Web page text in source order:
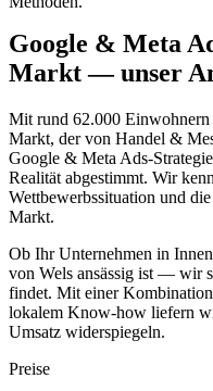
Google & Meta
Markt — unser
Mit rund 62.000 Einwohnern
Markt, der von Handel &
Google & Meta Ads-
Realität abgestimmt. Wir
Wettbewerbssituation und
Markt.
Ob Ihr Unternehmen in
von Wels ansässig ist — wir
findet. Mit einer
lokalem Know-how liefern
Umsatz widerspiegeln.
Preise